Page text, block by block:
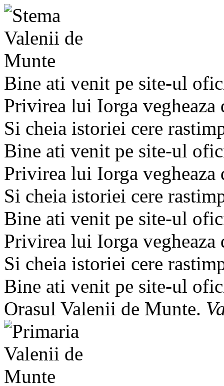
Bine ati venit pe site-ul
Privirea lui Iorga
Si cheia istoriei cere
Bine ati venit pe site-ul
Privirea lui Iorga
Si cheia istoriei cere
Bine ati venit pe site-ul
Privirea lui Iorga
Si cheia istoriei cere
Bine ati venit pe site-ul
Orasul Valenii de Munte.